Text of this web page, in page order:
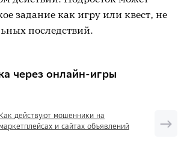
задание как игру или квест, не
последствий.
через онлайн-игры
Как действуют мошенники на
маркетплейсах и сайтах объявлений